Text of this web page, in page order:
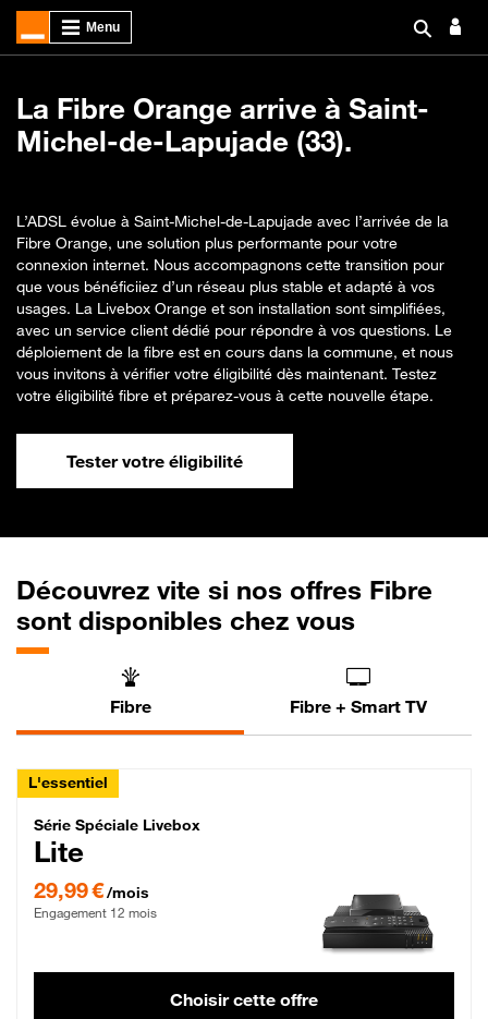
La Fibre Orange arrive à Saint-
Michel-de-Lapujade (33).
L’ADSL évolue à Saint-Michel-de-Lapujade avec l’arrivée de la
Fibre Orange, une solution plus performante pour votre
connexion internet. Nous accompagnons cette transition pour
que vous bénéficiiez d’un réseau plus stable et adapté à vos
usages. La Livebox Orange et son installation sont simplifiées,
avec un service client dédié pour répondre à vos questions. Le
déploiement de la fibre est en cours dans la commune, et nous
vous invitons à vérifier votre éligibilité dès maintenant. Testez
votre éligibilité fibre et préparez-vous à cette nouvelle étape.
Tester votre éligibilité
Découvrez vite si nos offres Fibre
sont disponibles chez vous
Fibre Fibre + Smart TV
L'essentiel
Série Spéciale Livebox Lite Fibre
Série Spéciale Livebox
Lite
29,99 €/mois
Engagement 12 mois
Choisir cette offre